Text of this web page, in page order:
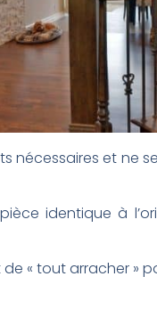
et ne
identique à
« tout arracher »